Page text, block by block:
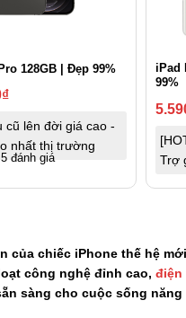
128GB | Đẹp 99%
₫
cũ lên đời giá cao -
nhất thị trường
5 đánh giá
iPad
99%
Trợ
của chiếc iPhone thế hệ
công nghệ đỉnh cao, điện
sàng cho cuộc sống